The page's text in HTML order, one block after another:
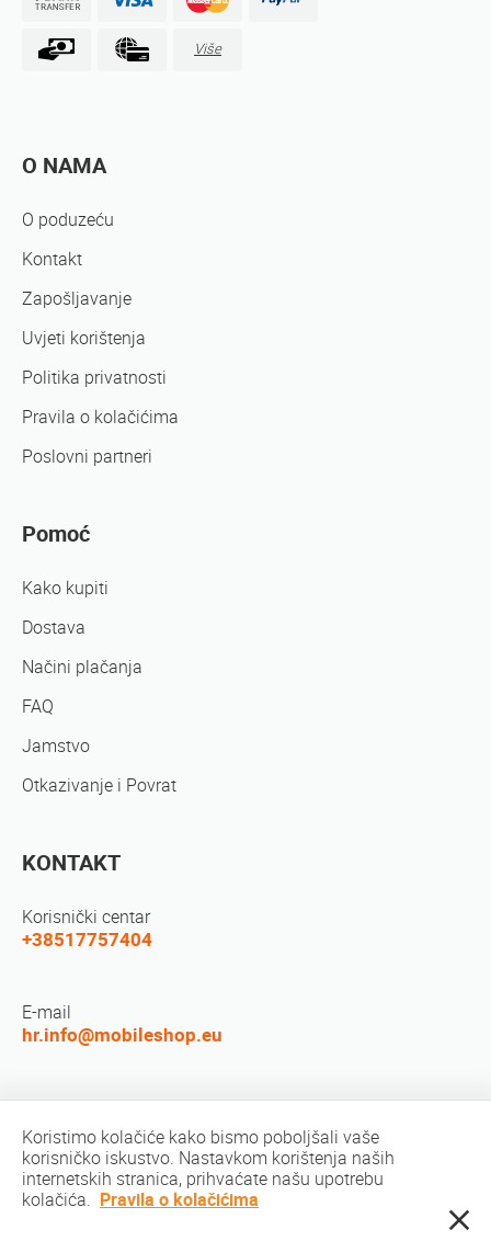
Više
O NAMA
O poduzeću
Kontakt
Zapošljavanje
Uvjeti korištenja
Politika privatnosti
Pravila o kolačićima
Poslovni partneri
Pomoć
Kako kupiti
Dostava
Načini plačanja
FAQ
Jamstvo
Otkazivanje i Povrat
KONTAKT
Korisnički centar
+38517757404
E-mail
hr.info@mobileshop.eu
Koristimo kolačiće kako bismo poboljšali vaše
korisničko iskustvo. Nastavkom korištenja naših
internetskih stranica, prihvaćate našu upotrebu
kolačića. Pravila o kolačićima